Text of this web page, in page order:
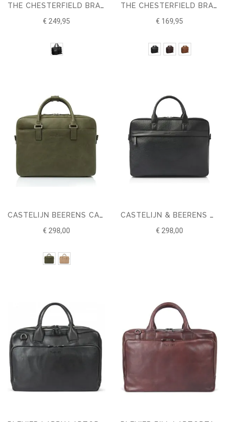
THE CHESTERFIELD BRAND LAPTOPTAS MISHA
€ 249,95
THE CHESTERFIELD BRAND LAPTOPTAS CALVI
€ 169,95
CASTELIJN BEERENS CARISMA LAPTOP BAG 15.6 INCH RFID
€ 298,00
CASTELIJN & BEERENS MOSS LAPTOP BAG RFID 17 INCH BLACK
€ 298,00